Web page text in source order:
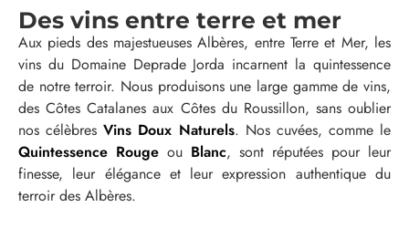
Des vins entre terre et mer
Aux pieds des majestueuses Albères, entre Terre et Mer, les
vins du Domaine Deprade Jorda incarnent la quintessence
de notre terroir. Nous produisons une large gamme de vins,
des Côtes Catalanes aux Côtes du Roussillon, sans oublier
nos célèbresVins Doux Naturels. Nos cuvées, comme le
Quintessence Rouge ou Blanc, sont réputées pour leur
finesse, leur élégance et leur expression authentique du
terroir des Albères.